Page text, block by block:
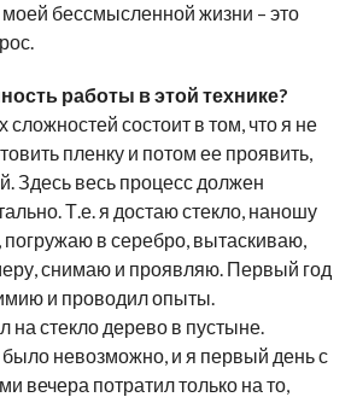
бессмысленной жизни – это
работы в этой технике?
состоит в том, что я не
пленку и потом ее проявить,
Здесь весь процесс должен
Т.е. я достаю стекло, наношу
погружаю в серебро, вытаскиваю,
снимаю и проявляю. Первый год
и проводил опыты.
стекло дерево в пустыне.
невозможно, и я первый день с
вечера потратил только на то,